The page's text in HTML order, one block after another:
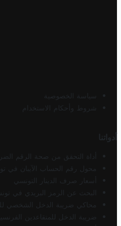
سياسة الخصوصية
شروط وأحكام الاستخدام
أدواتنا
أداة التحقق من صحة الرقم
محول رقم الحساب الآيبان في
أسعار صرف الدينار التونسي
البحث عن الرمز البريدي في
محاكي ضريبة الدخل الشخصي
ضريبة الدخل للمتقاعدين